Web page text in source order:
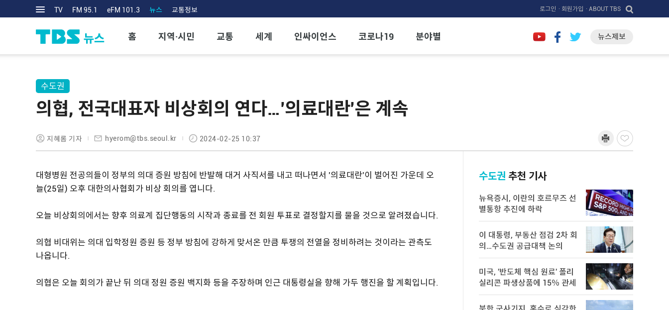
TV FM 95.1 eFM 101.3 뉴스 교통정보 로그인 · 회원가입 · ABOUT TBS
홈 지역·시민 교통 세계 인싸이언스 코로나19 분야별 뉴스제보
수도권
의협, 전국대표자 비상회의 연다…'의료대란'은 계속
지혜롬 기자 hyerom@tbs.seoul.kr 2024-02-25 10:37
대형병원 전공의들이 정부의 의대 증원 방침에 반발해 대거 사직서를 내고 떠나면서 '의료대란'이 벌어진 가운데 오
늘(25일) 오후 대한의사협회가 비상 회의를 엽니다.
오늘 비상회의에서는 향후 의료계 집단행동의 시작과 종료를 전 회원 투표로 결정할지를 물을 것으로 알려졌습니다.
의협 비대위는 의대 입학정원 증원 등 정부 방침에 강하게 맞서온 만큼 투쟁의 전열을 정비하려는 것이라는 관측도
나옵니다.
의협은 오늘 회의가 끝난 뒤 의대 정원 증원 백지화 등을 주장하며 인근 대통령실을 향해 가두 행진을 할 계획입니다.
수도권 추천 기사
뉴욕증시, 이란의 호르무즈 선
별통항 추진에 하락
이 대통령, 부동산 점검 2차 회
의…수도권 공급대책 논의
미국, '반도체 핵심 원료' 폴리
실리콘 파생상품에 15％ 관세